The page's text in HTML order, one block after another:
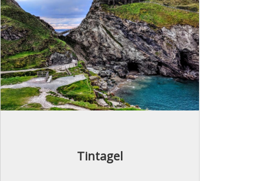
Tintagel